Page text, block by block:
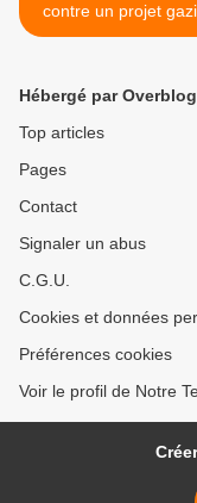
contre un projet
Amazonie
Hébergé par Overblog
Top articles
Pages
Contact
Signaler un abus
C.G.U.
Cookies et données
Préférences cookies
Voir le profil de Notre